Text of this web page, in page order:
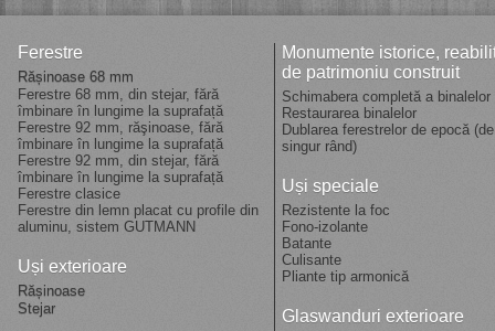
Ferestre
Rășinoase 68 mm
Ferestre 68 mm, din stejar, fără
îmbinare în lungime la suprafață
Ferestre 92 mm, răşinoase, fără
îmbinare în lungime la suprafață
Ferestre 92 mm, din stejar, fără
îmbinare în lungime la suprafață
Ferestre clasice
Ferestre din lemn placat cu profile din
aluminu, sistem GUTMANN
Uși exterioare
Rășinoase
Stejar
Monumente istorice,
de patrimoniu construit
Schimabera completă a binalelor
Restaurarea binalelor
Dublarea ferestrelor de epocă
singur rând)
Uși speciale
Rezistente la foc
Fono-izolante
Batante
Culisante
Pliante tip armonică
Glaswanduri exterioare